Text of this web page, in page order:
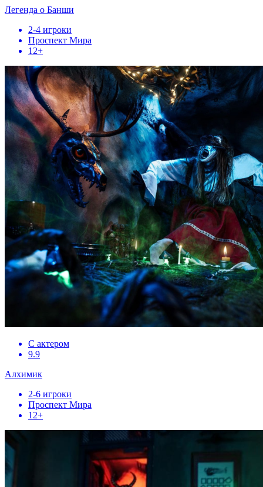
Легенда о Банши
2-4 игроки
Проспект Мира
12+
С актером
9.9
Алхимик
2-6 игроки
Проспект Мира
12+